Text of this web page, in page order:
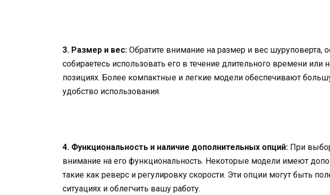
3. Размер и вес: Обратите внимание на размер и вес шуруповерта,
собираетесь использовать его в течение длительного времени или
позициях. Более компактные и легкие модели обеспечивают
удобство использования.
4. Функциональность и наличие дополнительных опций: При
внимание на его функциональность. Некоторые модели имеют
такие как реверс и регулировку скорости. Эти опции могут быть
ситуациях и облегчить вашу работу.